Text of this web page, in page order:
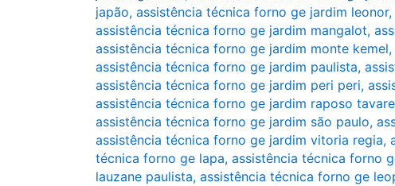
japão, assistência técnica forno ge jardim leonor,
assistência técnica forno ge jardim mangalot,
assistência técnica forno ge jardim monte kemel,
assistência técnica forno ge jardim paulista,
assistência técnica forno ge jardim peri peri,
assistência técnica forno ge jardim raposo
assistência técnica forno ge jardim são paulo,
assistência técnica forno ge jardim vitoria regia,
técnica forno ge lapa, assistência técnica forno
lauzane paulista, assistência técnica forno ge